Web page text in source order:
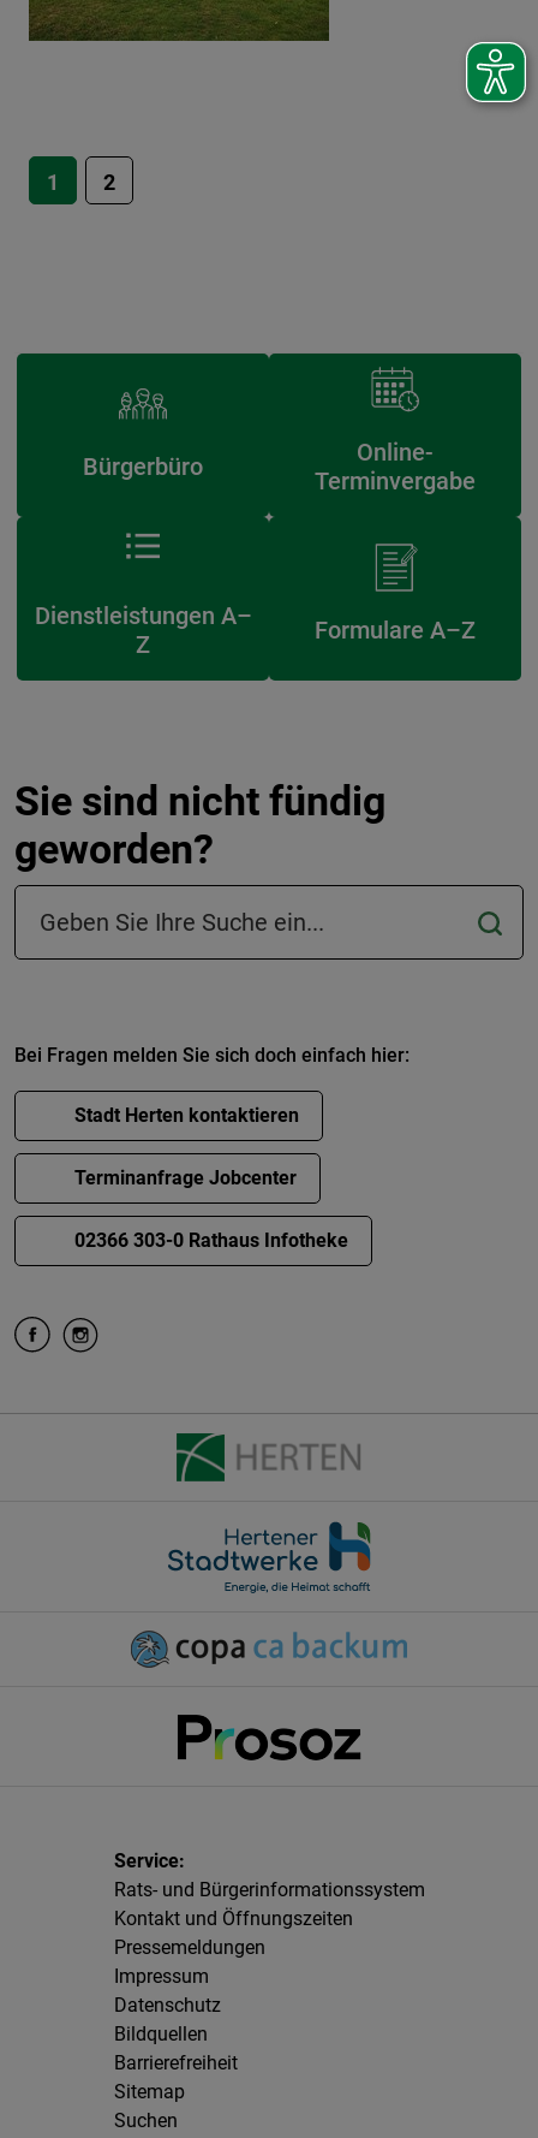
1 2
Bürgerbüro
Online-
Terminvergabe
Dienstleistungen A–
Z
Formulare A–Z
Sie sind nicht fündig
geworden?
Suchfeld in der Fußzeile
Bei Fragen melden Sie sich doch einfach hier:
Stadt Herten kontaktieren
Terminanfrage Jobcenter
02366 303-0 Rathaus Infotheke
Rats- und Bürgerinformationssystem
Kontakt und Öffnungszeiten
Pressemeldungen
Impressum
Datenschutz
Bildquellen
Barrierefreiheit
Sitemap
Suchen